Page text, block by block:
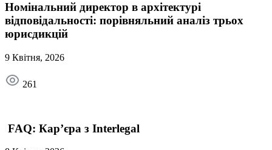
Номінальний директор в архітектурі
відповідальності: порівняльний аналіз трьох
юрисдикцій
9 Квітня, 2026
261
FAQ: Кар’єра з Interlegal